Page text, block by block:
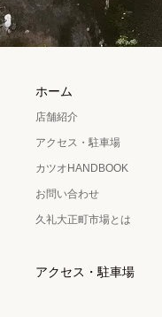
ホーム
店舗紹介
アクセス・駐車場
カツオHANDBOOK
お問い合わせ
久礼大正町市場とは
アクセス・駐車場